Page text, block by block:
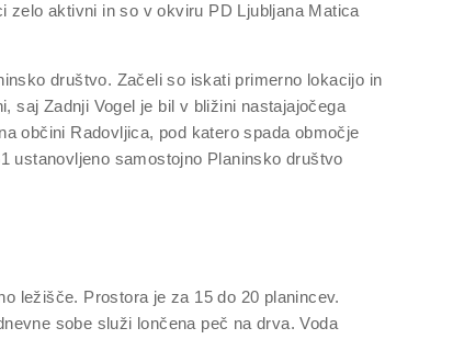
zelo aktivni in so v okviru PD Ljubljana Matica
društvo. Začeli so iskati primerno lokacijo in
saj Zadnji Vogel je bil v bližini nastajajočega
občini Radovljica, pod katero spada območje
ustanovljeno samostojno Planinsko društvo
ležišče. Prostora je za 15 do 20 planincev.
sobe služi lončena peč na drva. Voda